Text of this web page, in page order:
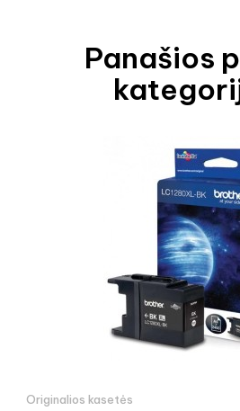
Panašios
Originalios kasetės